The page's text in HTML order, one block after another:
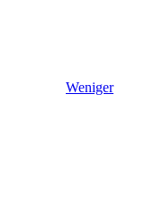
Weniger